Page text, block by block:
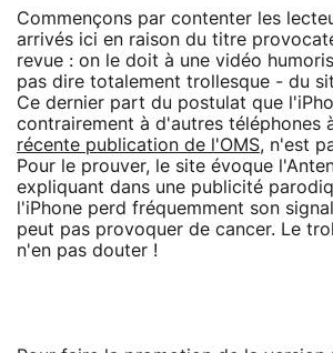
Commençons par contenter les
arrivés ici en raison du titre
revue : on le doit à une vidéo
pas dire totalement trollesque - du
Ce dernier part du postulat que
contrairement à d'autres téléphones
récente publication de l'OMS, n'est
Pour le prouver, le site évoque
expliquant dans une publicité
l'iPhone perd fréquemment son
peut pas provoquer de cancer. Le
n'en pas douter !